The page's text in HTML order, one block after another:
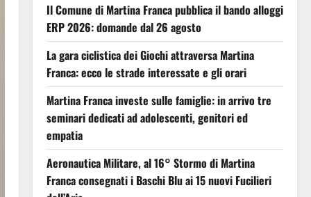
Il Comune di Martina Franca pubblica il bando alloggi
ERP 2026: domande dal 26 agosto
La gara ciclistica dei Giochi attraversa Martina
Franca: ecco le strade interessate e gli orari
Martina Franca investe sulle famiglie: in arrivo tre
seminari dedicati ad adolescenti, genitori ed
empatia
Aeronautica Militare, al 16° Stormo di Martina
Franca consegnati i Baschi Blu ai 15 nuovi Fucilieri